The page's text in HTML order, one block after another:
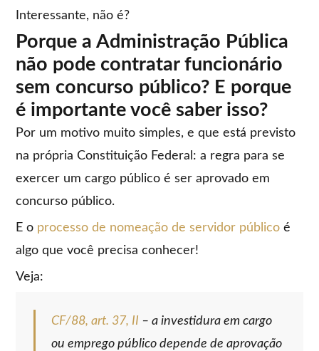
Interessante, não é?
Porque a Administração Pública
não pode contratar funcionário
sem concurso público? E porque
é importante você saber isso?
Por um motivo muito simples, e que está previsto
na própria Constituição Federal: a regra para se
exercer um cargo público é ser aprovado em
concurso público.
E o processo de nomeação de servidor público é
algo que você precisa conhecer!
Veja:
CF/88, art. 37, II – a investidura em cargo
ou emprego público depende de aprovação